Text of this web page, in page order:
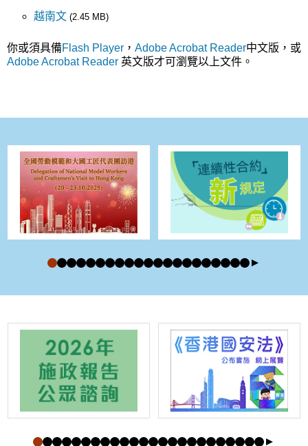
越南文 (2.45 MB)
你或須具備Flash Player ， Adobe Acrobat Reader中文版，或
Adobe Acrobat Reader 英文版才可瀏覽以上文件。